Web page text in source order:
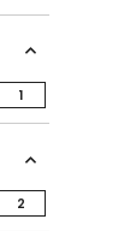
1Artikel gefunden
2